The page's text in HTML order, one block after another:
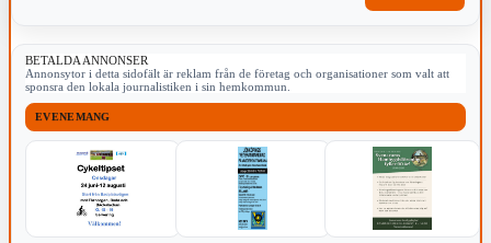
BETALDA ANNONSER
Annonsytor i detta sidofält är reklam från de företag och organisationer som valt att
sponsra den lokala journalistiken i sin hemkommun.
EVENEMANG